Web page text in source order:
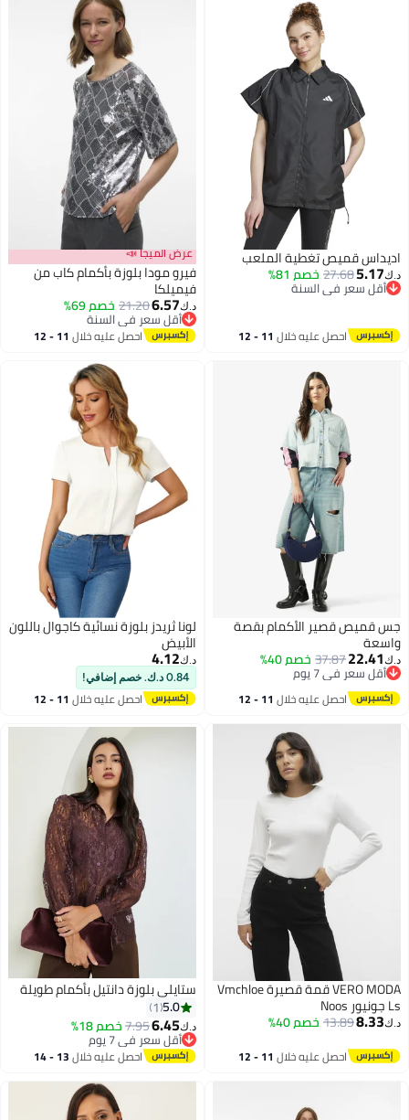
اديداس قميص تغطية الملعب
د.ك‏5.17
27.68خصم 81%
أقل سعر في السنة
أقل سعر في السنة
احصل عليه خلال 11 - 12
عرض الميجا 📣
فيرو مودا بلوزة بأكمام كاب من
فيميلكا
د.ك‏6.57
21.20خصم 69%
أقل سعر في السنة
أقل سعر في السنة
احصل عليه خلال 11 - 12
جس قميص قصير الأكمام بقصة
واسعة
د.ك‏22.41
37.87خصم 40%
أقل سعر في 7 يوم
أقل سعر في 7 يوم
احصل عليه خلال 11 - 12
لونا ثريدز بلوزة نسائية كاجوال باللون
الأبيض
د.ك‏4.12
0.84 د.ك. خصم إضافي!
احصل عليه خلال 11 - 12
VERO MODA قمة قصيرة Vmchloe
Ls جونيور Noos
د.ك‏8.33
13.89خصم 40%
احصل عليه خلال 11 - 12
2
ستايلي بلوزة دانتيل بأكمام طويلة
5.0
1
د.ك‏6.45
7.95خصم 18%
أقل سعر في 7 يوم
أقل سعر في 7 يوماحصل عليه خلال 13 - 14